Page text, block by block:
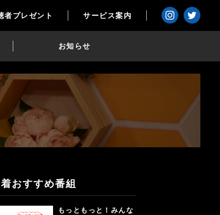
者プレゼント サービス案内
お知らせ
新着おすすめ番組
もっともっと！みんな